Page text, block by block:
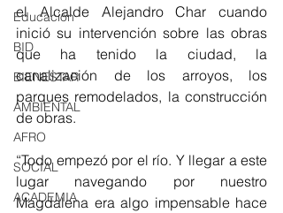
Educación
BID
BIENESTAR
AMBIENTAL
AFRO
SOCIAL
ACADEMIA
el Alcalde Alejandro Char cuando
inició su intervención sobre las obras
que ha tenido la ciudad, la
canalización de los arroyos, los
parques remodelados, la construcción
de obras.
“Todo empezó por el río. Y llegar a este
lugar navegando por nuestro
Magdalena era algo impensable hace